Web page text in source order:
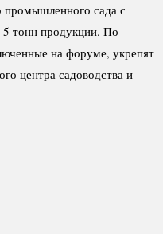
промышленного сада с
тонн продукции. По
на форуме, укрепят
центра садоводства и